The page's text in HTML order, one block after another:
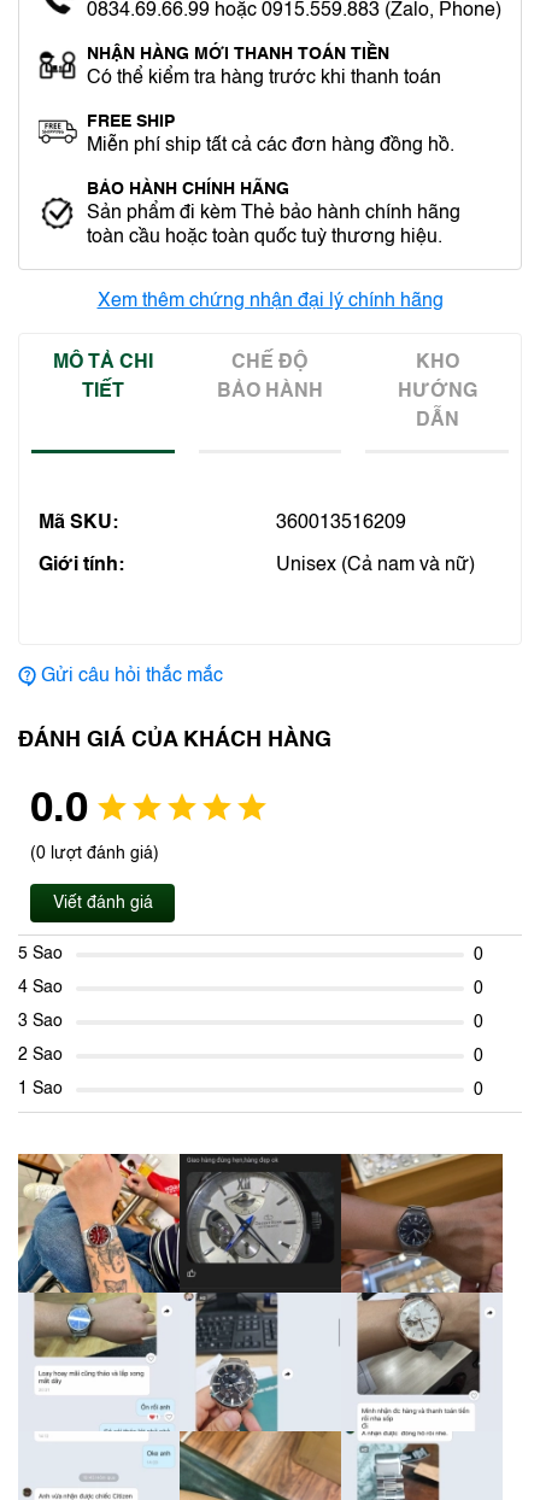
0834.69.66.99 hoặc 0915.559.883 (Zalo, Phone)
NHẬN HÀNG MỚI THANH TOÁN TIỀN
Có thể kiểm tra hàng trước khi thanh toán
FREE SHIP
Miễn phí ship tất cả các đơn hàng đồng hồ.
BẢO HÀNH CHÍNH HÃNG
Sản phẩm đi kèm Thẻ bảo hành chính hãng
toàn cầu hoặc toàn quốc tuỳ thương hiệu.
Xem thêm chứng nhận đại lý chính hãng
MÔ TẢ CHI
TIẾT
CHẾ ĐỘ
BẢO HÀNH
KHO
HƯỚNG
DẪN
Mã SKU: 360013516209
Giới tính: Unisex (Cả nam và nữ)
Gửi câu hỏi thắc mắc
ĐÁNH GIÁ CỦA KHÁCH HÀNG
0.0
(0 lượt đánh giá)
Viết đánh giá
5 Sao
0
4 Sao
0
3 Sao
0
2 Sao
0
1 Sao
0